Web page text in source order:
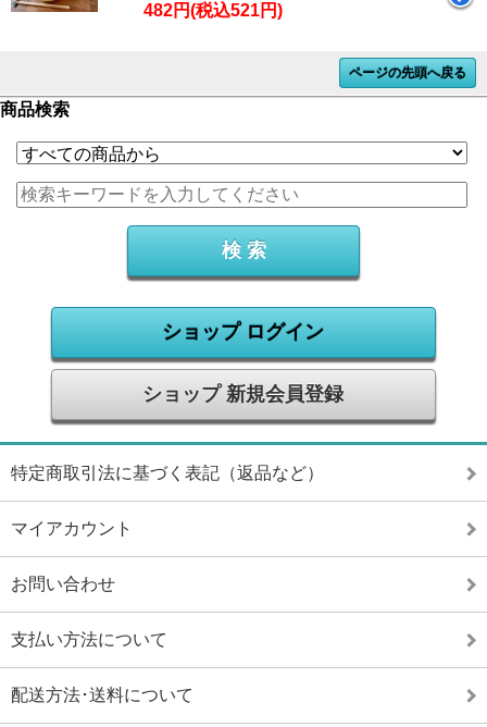
482円(税込521円)
ページの先頭へ戻る
商品検索
ショップ ログイン
ショップ 新規会員登録
特定商取引法に基づく表記（返品など）
マイアカウント
お問い合わせ
支払い方法について
配送方法･送料について